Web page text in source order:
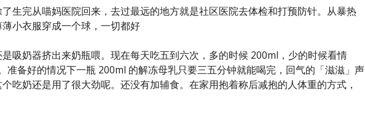
生完从喵妈医院回来，去过最远的地方就是社区医院去体检和打预防针。从暴热
小衣服穿成一个球，一切都好
吸奶器挤出来奶瓶喂。现在每天吃五到六次，多的时候 200ml，少的时候看情
准备好的情况下一瓶 200ml 的解冻母乳只要三五分钟就能喝完，回气的「滋滋」声
吃奶还是用了很大劲呢。还没有加辅食。在家用抱着称后减抱的人体重的方式，